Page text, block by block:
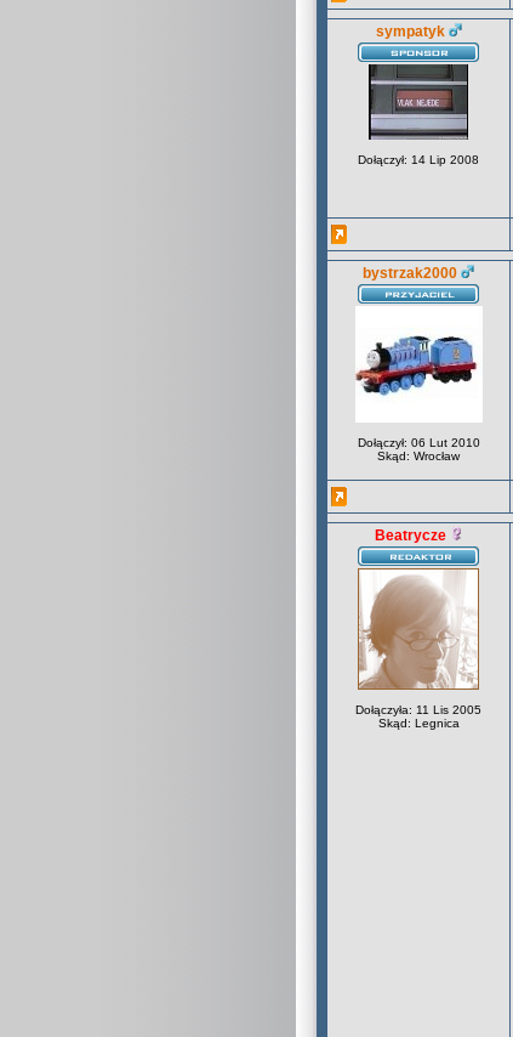
sympatyk
Dołączył: 14 Lip 2008
bystrzak2000
Dołączył: 06 Lut 2010
Skąd: Wrocław
Beatrycze
Dołączyła: 11 Lis 2005
Skąd: Legnica